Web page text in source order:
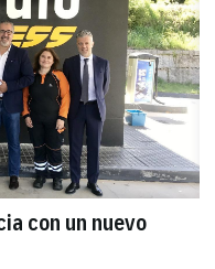
con un nuevo